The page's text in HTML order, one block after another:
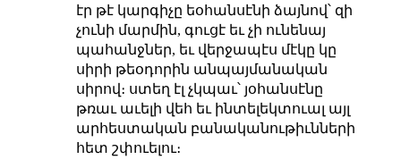
էր թէ կարգիչը եօհանսէնի ձայնով՝ զի
չունի մարմին, գուցէ եւ չի ունենայ
պահանջներ, եւ վերջապէս մէկը կը
սիրի թեօդորին անպայմանական
սիրով։ ստեղ էլ չկպաւ՝ յօհանսէնը
թռաւ աւելի վեհ եւ ինտելեկտուալ այլ
արհեստական բանականութիւնների
հետ շփուելու։